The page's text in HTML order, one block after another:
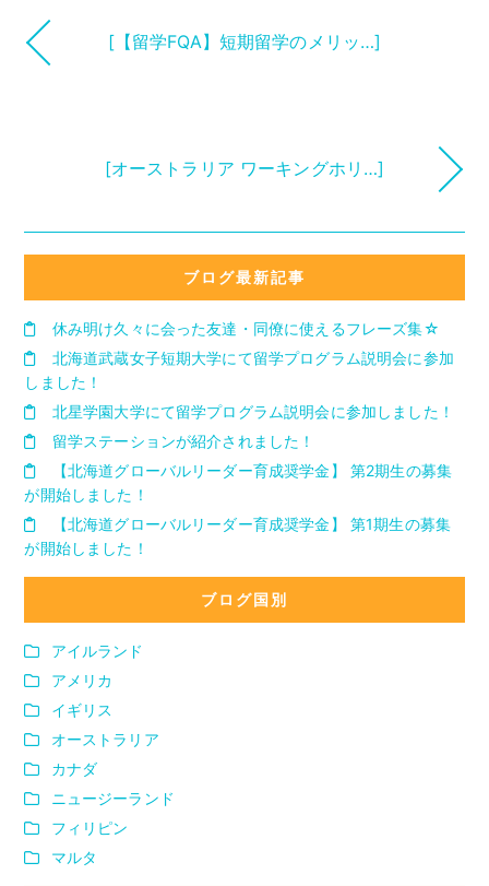
[【留学FQA】短期留学のメリッ…]
[オーストラリア ワーキングホリ…]
ブログ最新記事
休み明け久々に会った友達・同僚に使えるフレーズ集☆
北海道武蔵女子短期大学にて留学プログラム説明会に参加
しました！
北星学園大学にて留学プログラム説明会に参加しました！
留学ステーションが紹介されました！
【北海道グローバルリーダー育成奨学金】 第2期生の募集
が開始しました！
【北海道グローバルリーダー育成奨学金】 第1期生の募集
が開始しました！
ブログ国別
アイルランド
アメリカ
イギリス
オーストラリア
カナダ
ニュージーランド
フィリピン
マルタ